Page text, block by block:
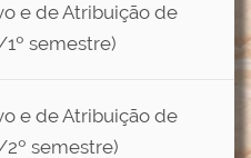
e de Atribuição de
semestre)
e de Atribuição de
2º semestre)